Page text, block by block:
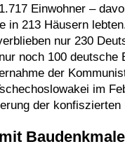
Einwohner –
in 213 Häusern
nur 230
noch 100 deutsche
der
im
der konfiszierten